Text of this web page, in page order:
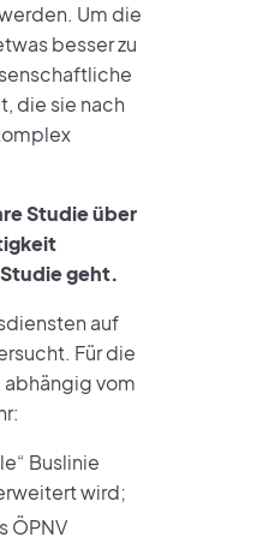
Um die
besser zu
die sie nach
Studie über
geht.
auf
Für die
vom
Buslinie
wird;
ÖPNV